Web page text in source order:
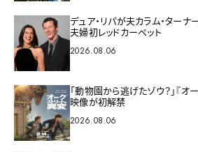
デュア・リパが夫カラム・ターナ
夫婦初レッドカーペット
2026.08.06
「動物園から逃げたゾウ？」『オ
映像が初解禁
2026.08.06